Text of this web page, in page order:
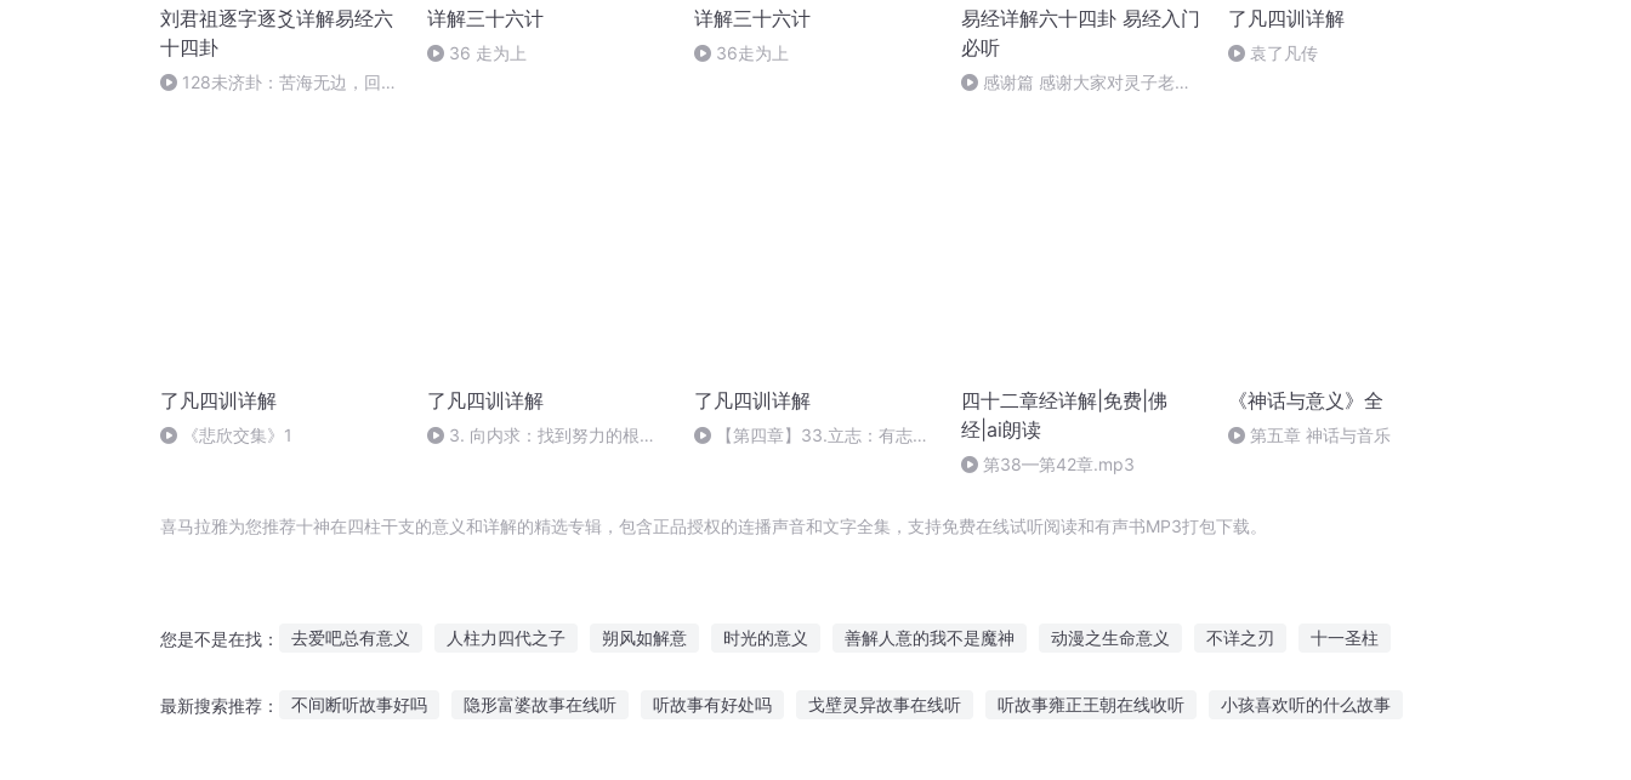
刘君祖逐字逐爻详解易经六
十四卦
128未济卦：苦海无边，回头
详解三十六计
36 走为上
详解三十六计
36走为上
易经详解六十四卦 易经入门
必听
感谢篇 感谢大家对灵子老师
了凡四训详解
袁了凡传
了凡四训详解
《悲欣交集》1
了凡四训详解
3. 向内求：找到努力的根本
了凡四训详解
【第四章】33.立志：有志者
四十二章经详解|免费|佛
经|ai朗读
第38—第42章.mp3
《神话与意义》全
第五章 神话与音乐
喜马拉雅为您推荐十神在四柱干支的意义和详解的精选专辑，包含正品授权的连播声音和文字全集，支持免费在线试听阅读和有声书MP3打包下载。
您是不是在找： 去爱吧总有意义 人柱力四代之子 朔风如解意 时光的意义 善解人意的我不是魔神 动漫之生命意义 不详之刃 十一圣柱
最新搜索推荐： 不间断听故事好吗 隐形富婆故事在线听 听故事有好处吗 戈壁灵异故事在线听 听故事雍正王朝在线收听 小孩喜欢听的什么故事